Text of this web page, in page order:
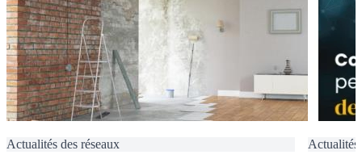
Actualités des réseaux
Actualités